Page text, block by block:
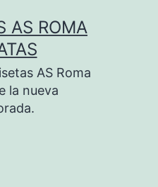
AS ROMA
AS Roma
la nueva